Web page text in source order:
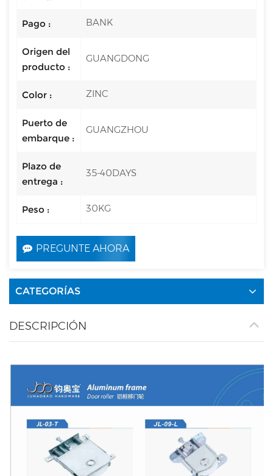
Pago : BANK
Origen del
producto :
GUANGDONG
Color : ZINC
Puerto de
embarque :
GUANGZHOU
Plazo de
entrega :
35-40DAYS
Peso : 30KG
PREGUNTE AHORA
CATEGORÍAS
DESCRIPCIÓN